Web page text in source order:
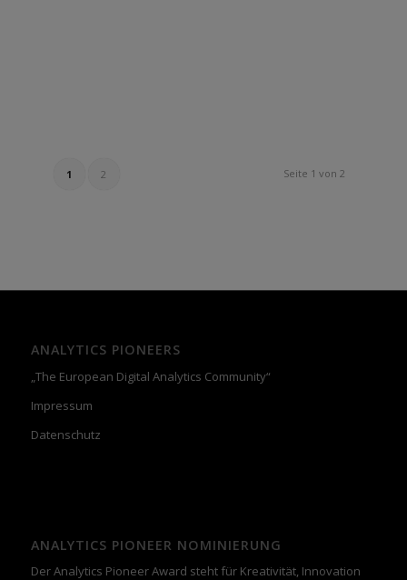
Seite 1 von 2
1 2
ANALYTICS PIONEERS
„The European Digital Analytics Community“
Impressum
Datenschutz
ANALYTICS PIONEER NOMINIERUNG
Der Analytics Pioneer Award steht für Kreativität, Innovation